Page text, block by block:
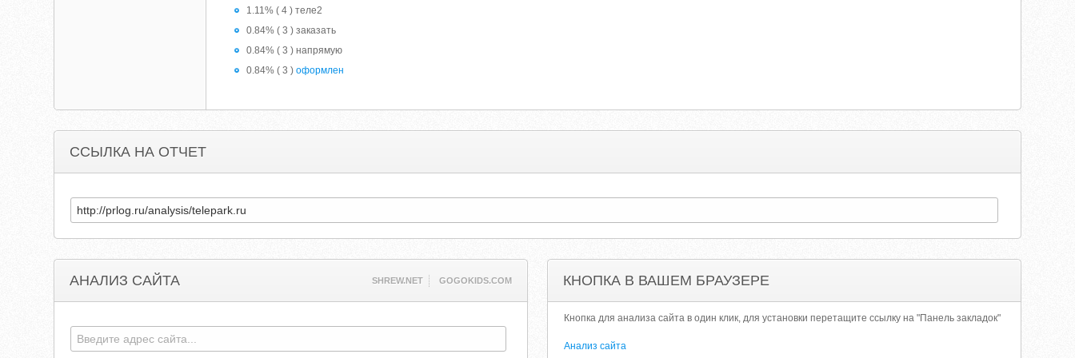
1.11% ( 4 ) теле2
0.84% ( 3 ) заказать
0.84% ( 3 ) напрямую
0.84% ( 3 )оформлен
ССЫЛКА НА ОТЧЕТ
АНАЛИЗ САЙТА SHREW.NET GOGOKIDS.COM КНОПКА В ВАШЕМ БРАУЗЕРЕ
Кнопка для анализа сайта в один клик, для установки перетащите ссылку на "Панель закладок"
Анализ сайта